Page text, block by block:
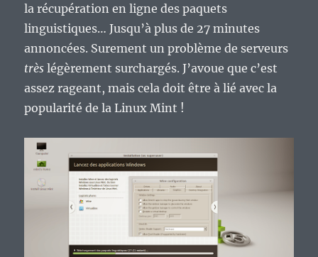
la récupération en ligne des paquets
linguistiques… Jusqu’à plus de 27 minutes
annoncées. Surement un problème de serveurs
très légèrement surchargés. J’avoue que c’est
assez rageant, mais cela doit être à lié avec la
popularité de la Linux Mint !